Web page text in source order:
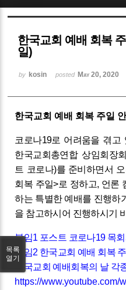
한국교회 예배 회복
일)
by kosin posted May 20, 2020
한국교회 예배 회복 주일
코로나19로 어려움을 겪
한국교회총연합 상임회장
트 코로나)를 준비하면서
회복 주일>로 정하고, 언론
하는 특별한 예배를 진행하
을 참고하시어 진행하시기
붙임1 포스트 코로나19 목
붙임2 한국교회 예배 회복
한국교회 예배회복의 날 각
https://www.youtube.com/
목록
열기
Sketchbook5,